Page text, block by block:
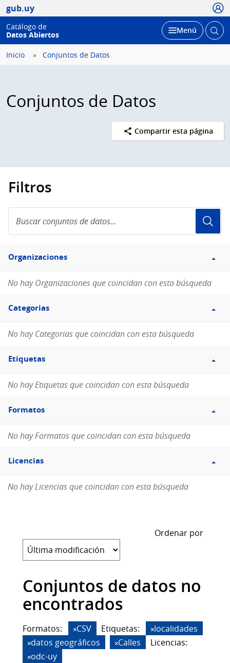
gub.uy
Catálogo de
Datos Abiertos
Desplegar
Menú Abrir
Inicio Conjuntos de Datos
Conjuntos de Datos
Compartir esta página
Filtros
conjuntos
de
Filtro
Organizaciones
Organizaciones
No hay Organizaciones que coincidan con esta búsqueda
Filtro
Categorias
Categorias
No hay Categorias que coincidan con esta búsqueda
Filtro
Etiquetas
Etiquetas
No hay Etiquetas que coincidan con esta búsqueda
Filtro
Formatos
Formatos
No hay Formatos que coincidan con esta búsqueda
Filtro
Licencias
Licencias
No hay Licencias que coincidan con esta búsqueda
Ordenar por
Conjuntos de datos no
encontrados
Formatos: CSV Etiquetas:
localidades
datos geográficos
Calles
Licencias:
odc-uy